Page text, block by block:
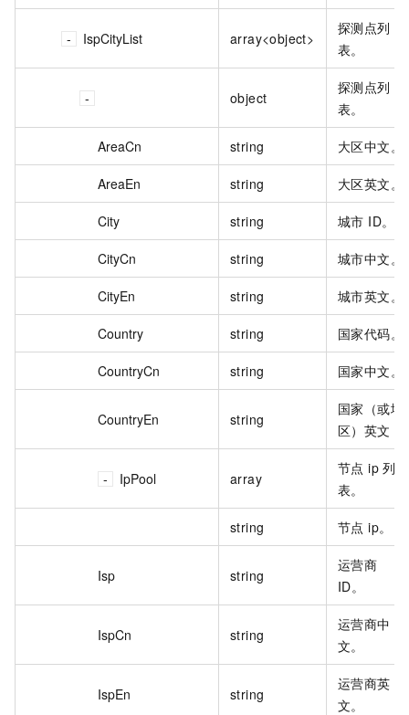
IspCityList array<object>
探测点列
表。
object
探测点列
表。
AreaCn string 大区中文。
AreaEn string 大区英文。
City string 城市 ID。
CityCn string 城市中文。
CityEn string 城市英文。
Country string 国家代码。
CountryCn string 国家中文。
CountryEn string
国家（或地
区）英文
IpPool array
节点 ip 列
表。
string 节点 ip。
Isp string
运营商
ID。
IspCn string
运营商中
文。
IspEn string
运营商英
文。